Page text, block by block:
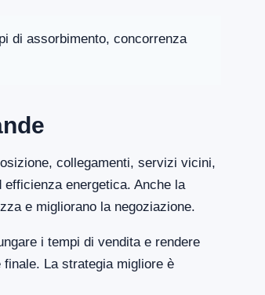
di assorbimento, concorrenza
collegamenti, servizi vicini,
energetica. Anche la
e migliorano la negoziazione.
i tempi di vendita e rendere
La strategia migliore è